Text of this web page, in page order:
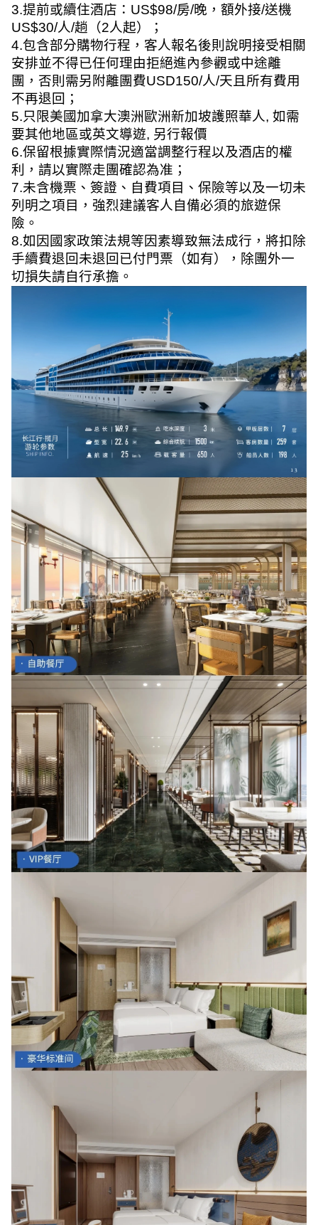
3.提前或續住酒店： US$98/房/晚，額外接/送機
US$30/人/趟（2人起）；
4.包含部分購物行程，客人報名後則說明接受相關
安排並不得已任何理由拒絕進內參觀或中途離
團，否則需另附離團費USD150/人/天且所有費用
不再退回；
5.只限美國加拿大澳洲歐洲新加坡護照華人, 如需
要其他地區或英文導遊, 另行報價
6.保留根據實際情況適當調整行程以及酒店的權
利，請以實際走團確認為准；
7.未含機票、簽證、自費項目、保險等以及一切未
列明之項目，強烈建議客人自備必須的旅遊保
險。
8.如因國家政策法規等因素導致無法成行，將扣除
手續費退回未退回已付門票（如有），除團外一
切損失請自行承擔。